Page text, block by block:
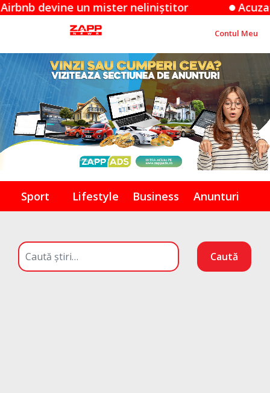
neliniștitor Acuzațiile Apple
Contul Meu
Sport Lifestyle Business Anunturi
Caută